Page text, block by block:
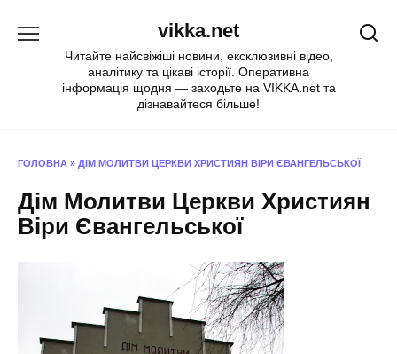
vikka.net
Читайте найсвіжіші новини, ексклюзивні відео,
аналітику та цікаві історії. Оперативна
інформація щодня — заходьте на VIKKA.net та
дізнавайтеся більше!
ГОЛОВНА » ДІМ МОЛИТВИ ЦЕРКВИ ХРИСТИЯН ВІРИ ЄВАНГЕЛЬСЬКОЇ
Дім Молитви Церкви Християн
Віри Євангельської